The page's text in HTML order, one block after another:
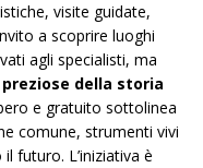
visite guidate,
a scoprire luoghi
agli specialisti, ma
della storia
e gratuito sottolinea
comune, strumenti vivi
futuro. L’iniziativa è